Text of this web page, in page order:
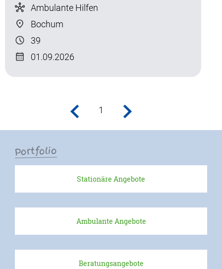
Ambulante Hilfen
Bochum
39
01.09.2026
1
Portfolio
Stationäre Angebote
Ambulante Angebote
Beratungsangebote